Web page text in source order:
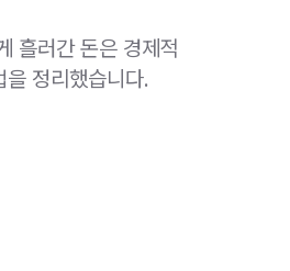
흘러간 돈은 경제적
정리했습니다.